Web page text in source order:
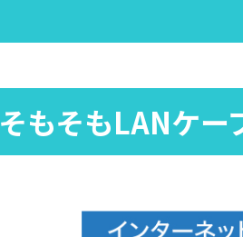
そもそもLANケー